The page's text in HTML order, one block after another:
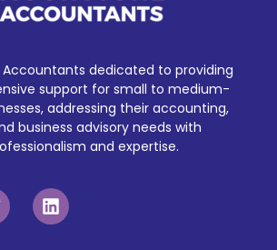
Accountants dedicated to providing
support for small to medium-
addressing their accounting,
business advisory needs with
and expertise.